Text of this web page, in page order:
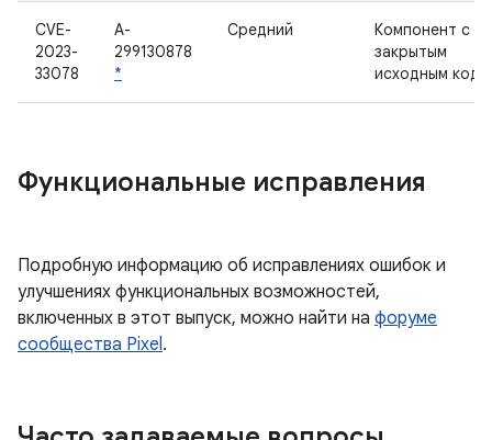
CVE-
2023-
33078
A-
299130878
*
Средний
Компонент с
закрытым
исходным
Функциональные исправления
Подробную информацию об исправлениях ошибок и
улучшениях функциональных возможностей,
включенных в этот выпуск, можно найти на форуме
сообщества Pixel.